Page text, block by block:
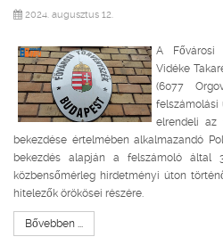
2024. augusztus 12.
A Fővárosi
Vidéke
(6077
felszámolási
elrendeli az
bekezdése értelmében alkalmazandó
bekezdés alapján a felszámoló által
közbensőmérleg hirdetményi úton
hitelezők örökösei részére.
Bővebben ...